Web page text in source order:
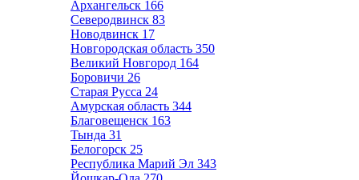
Архангельск 166
Северодвинск 83
Новодвинск 17
Новгородская область 350
Великий Новгород 164
Боровичи 26
Старая Русса 24
Амурская область 344
Благовещенск 163
Тында 31
Белогорск 25
Республика Марий Эл 343